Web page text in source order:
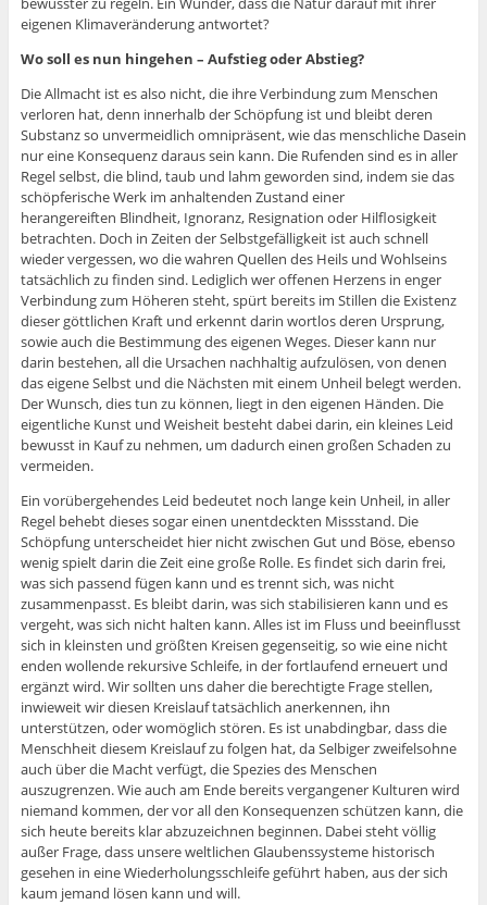
eigenen Klimaveränderung antwortet?
Wo soll es nun hingehen – Aufstieg oder Abstieg?
Die Allmacht ist es also nicht, die ihre Verbindung zum Menschen
verloren hat, denn innerhalb der Schöpfung ist und bleibt deren
Substanz so unvermeidlich omnipräsent, wie das menschliche Dasein
nur eine Konsequenz daraus sein kann. Die Rufenden sind es in aller
Regel selbst, die blind, taub und lahm geworden sind, indem sie das
schöpferische Werk im anhaltenden Zustand einer
herangereiften Blindheit, Ignoranz, Resignation oder Hilflosigkeit
betrachten. Doch in Zeiten der Selbstgefälligkeit ist auch schnell
wieder vergessen, wo die wahren Quellen des Heils und Wohlseins
tatsächlich zu finden sind. Lediglich wer offenen Herzens in enger
Verbindung zum Höheren steht, spürt bereits im Stillen die Existenz
dieser göttlichen Kraft und erkennt darin wortlos deren Ursprung,
sowie auch die Bestimmung des eigenen Weges. Dieser kann nur
darin bestehen, all die Ursachen nachhaltig aufzulösen, von denen
das eigene Selbst und die Nächsten mit einem Unheil belegt werden.
Der Wunsch, dies tun zu können, liegt in den eigenen Händen. Die
eigentliche Kunst und Weisheit besteht dabei darin, ein kleines Leid
bewusst in Kauf zu nehmen, um dadurch einen großen Schaden zu
vermeiden.
Ein vorübergehendes Leid bedeutet noch lange kein Unheil, in aller
Regel behebt dieses sogar einen unentdeckten Missstand. Die
Schöpfung unterscheidet hier nicht zwischen Gut und Böse, ebenso
wenig spielt darin die Zeit eine große Rolle. Es findet sich darin frei,
was sich passend fügen kann und es trennt sich, was nicht
zusammenpasst. Es bleibt darin, was sich stabilisieren kann und es
vergeht, was sich nicht halten kann. Alles ist im Fluss und beeinflusst
sich in kleinsten und größten Kreisen gegenseitig, so wie eine nicht
enden wollende rekursive Schleife, in der fortlaufend erneuert und
ergänzt wird. Wir sollten uns daher die berechtigte Frage stellen,
inwieweit wir diesen Kreislauf tatsächlich anerkennen, ihn
unterstützen, oder womöglich stören. Es ist unabdingbar, dass die
Menschheit diesem Kreislauf zu folgen hat, da Selbiger zweifelsohne
auch über die Macht verfügt, die Spezies des Menschen
auszugrenzen. Wie auch am Ende bereits vergangener Kulturen wird
niemand kommen, der vor all den Konsequenzen schützen kann, die
sich heute bereits klar abzuzeichnen beginnen. Dabei steht völlig
außer Frage, dass unsere weltlichen Glaubenssysteme historisch
gesehen in eine Wiederholungsschleife geführt haben, aus der sich
kaum jemand lösen kann und will.